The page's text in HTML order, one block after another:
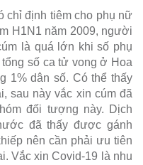
chỉ định tiêm cho phụ nữ
H1N1 năm 2009, người
là quá lớn khi số phụ
số ca tử vong ở Hoa
1% dân số. Có thể thấy
sau này vắc xin cúm đã
đối tượng này. Dịch
đã thấy được gánh
nên cần phải ưu tiên
Vắc xin Covid-19 là nhu